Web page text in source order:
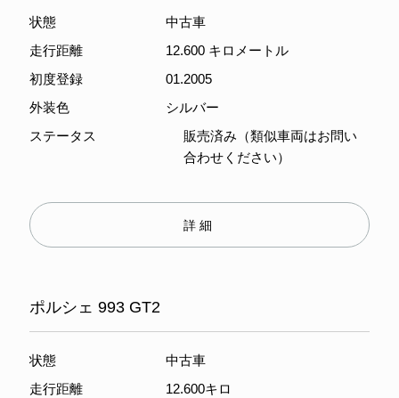
状態
中古車
走行距離
12.600 キロメートル
初度登録
01.2005
外装色
シルバー
ステータス
販売済み（類似車両はお問い
合わせください）
詳細
ポルシェ 993 GT2
状態
中古車
走行距離
12.600キロ